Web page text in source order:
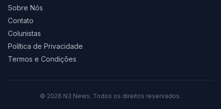
Sobre Nós
Contato
Colunistas
Política de Privacidade
Termos e Condições
© 2026 N3 News. Todos os direitos reservados.